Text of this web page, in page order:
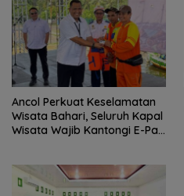
Ancol Perkuat Keselamatan
Wisata Bahari, Seluruh Kapal
Wisata Wajib Kantongi E-Pas